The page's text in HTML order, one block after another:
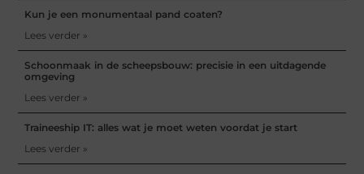
Kun je een monumentaal pand coaten?
Lees verder »
Schoonmaak in de scheepsbouw: precisie in een uitdagende
omgeving
Lees verder »
Traineeship IT: alles wat je moet weten voordat je start
Lees verder »